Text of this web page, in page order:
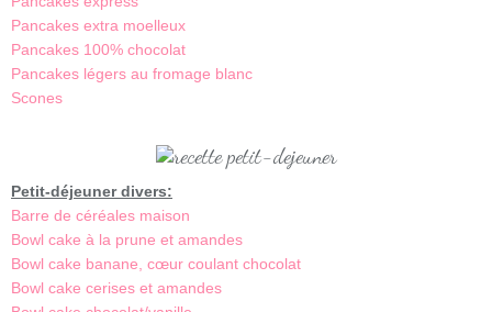
Pancakes extra moelleux
Pancakes 100% chocolat
Pancakes légers au fromage blanc
Scones
Petit-déjeuner divers:
Barre de céréales maison
Bowl cake à la prune et amandes
Bowl cake banane, cœur coulant chocolat
Bowl cake cerises et amandes